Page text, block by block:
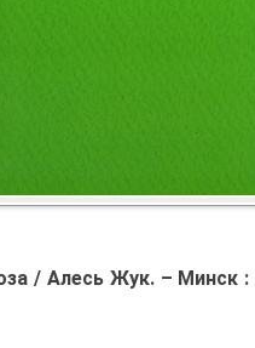
/ Алесь Жук. – Минск :